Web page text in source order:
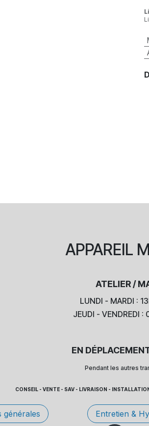
APPAREIL
ATELIER /
LUNDI - MARDI :
JEUDI - VENDREDI
EN
Pendant les autres
CONSEIL - VENTE - SAV - LIVRAISON -
Entretien &
générales